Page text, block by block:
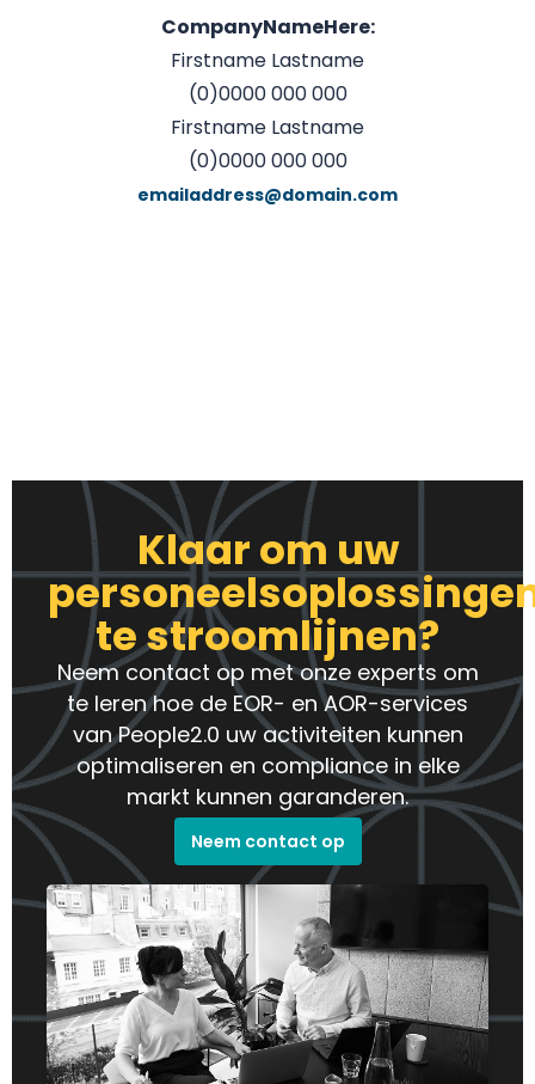
CompanyNameHere:
Firstname Lastname
(0)0000 000 000
Firstname Lastname
(0)0000 000 000
emailaddress@domain.com
Klaar om uw
te stroomlijnen?
Neem contact op met onze experts om
te leren hoe de EOR- en AOR-services
van People2.0 uw activiteiten kunnen
optimaliseren en compliance in elke
markt kunnen garanderen.
Neem contact op